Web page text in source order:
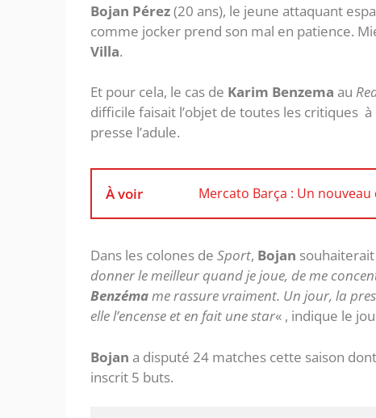
Bojan Pérez(20 ans), le jeune attaquant
comme jocker prend son mal en patience.
Villa.
Et pour cela, le cas de Karim Benzema au
difficile faisait l’objet de toutes les critiques
presse l’adule.
À voir Mercato Barça : Un
Dans les colones de Sport, Bojan
donner le meilleur quand je joue, de me
Benzémame rassure vraiment. Un jour, la
elle l’encense et en fait une star« , indique le
Bojan a disputé 24 matches cette saison
inscrit 5 buts.